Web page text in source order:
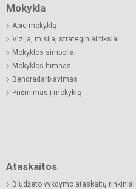
Mokykla
Apie mokyklą
Vizija, misija, strateginiai tikslai
Mokyklos simboliai
Mokyklos himnas
Bendradarbiavimas
Priėmimas į mokyklą
Ataskaitos
Biudžeto vykdymo ataskaitų rinkiniai